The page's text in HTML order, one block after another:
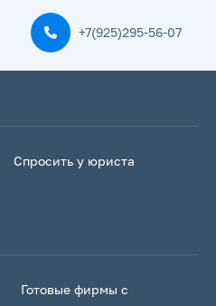
+7(925)295-56-07
Спросить у юриста
Готовые фирмы с